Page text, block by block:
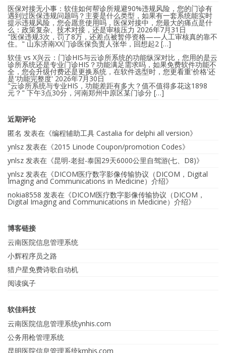
医保对接无小事：软佳如何帮诊所规避90%违规风险，您的门诊有
遇到过医保违规问题吗？主要是什么类型，如果有一套系统能实时
提示违规风险，您会愿意使用吗，医保对接中，您最大的痛点是什
么：政策复杂、技术对接，还是审核压力 2026年7月31日
"医保违规3次，罚了8万，还差点被暂停资格——人工审核真的靠不
住。" 山东济南XX门诊医保负责人张华，回想起2 […]
软佳 vs X兴云：门诊HIS与云诊所系统的功能纵深对比，您用的是云
诊所系统还是专业门诊HIS？功能满足需求吗，如果免费软件功能不
全，您会升级付费还是更换系统，在软件选型时，您更看重'价格'还
是'功能完整度' 2026年7月30日
"云诊所系统与专业HIS，功能差距有多大？值不值得多花这1898
元？" 下午3点30分，河南郑州中原区某门诊分 […]
近期评论
匿名 发表在《编程辅助工具 Castalia for delphi all version》
ynlsz 发表在《2015 Linode Coupon/promotion Codes》
ynlsz 发表在《昆明-老挝-泰国29天6000公里自驾游(七、D8)》
ynlsz 发表在《DICOM医疗数字影像传输协议（DICOM，Digital
Imaging and Communications in Medicine）介绍》
nokia8558 发表在《DICOM医疗数字影像传输协议（DICOM，
Digital Imaging and Communications in Medicine）介绍》
博客链接
云南医院信息管理系统
小辉程序员之路
猎户星免费诗歌自动机
阅读疯子
软佳科技
云南医院信息管理系统ynhis.com
公务用枪管理系统
昆明医院信息管理系统kmhis.com